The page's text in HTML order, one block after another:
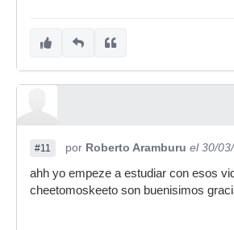
#11 por Roberto Aramburu el 30/
ahh yo empeze a estudiar con esos
cheetomoskeeto son buenisimos